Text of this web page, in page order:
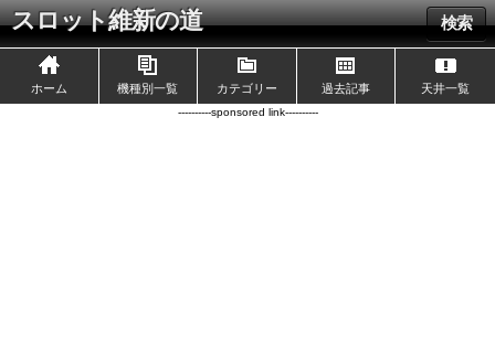
スロット維新の道 検索
ホーム 機種別一覧 カテゴリー 過去記事 天井一覧
----------sponsored link----------